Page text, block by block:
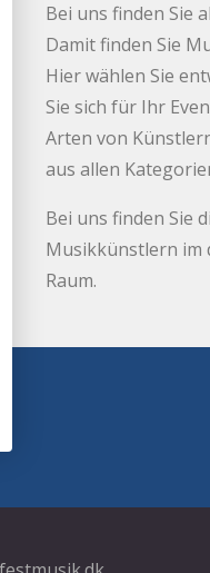
Bei uns finden Sie
Damit finden Sie
Hier wählen Sie
Sie sich für Ihr
Arten von
aus allen
Bei uns finden Sie
Musikkünstlern im
Raum.